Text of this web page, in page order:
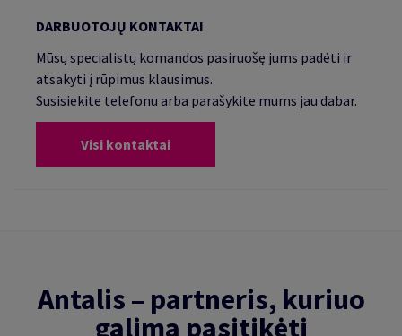
DARBUOTOJŲ KONTAKTAI
Mūsų specialistų komandos pasiruošę jums padėti ir
atsakyti į rūpimus klausimus.
Susisiekite telefonu arba parašykite mums jau dabar.
Visi kontaktai
Antalis – partneris, kuriuo
galima pasitikėti